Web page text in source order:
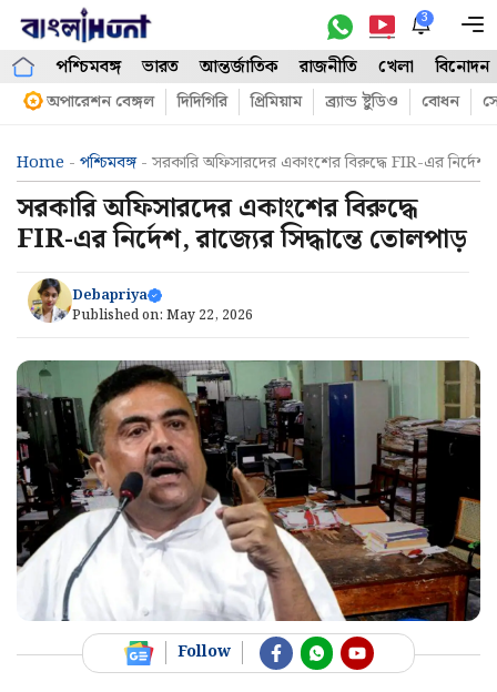
Skip
content
3
পশ্চিমবঙ্গ ভারত আন্তর্জাতিক রাজনীতি খেলা বিনোদন
অপারেশন বেঙ্গল দিদিগিরি প্রিমিয়াম ব্র্যান্ড ষ্টুডিও বোধন
Home - পশ্চিমবঙ্গ- সরকারি অফিসারদের একাংশের বিরুদ্ধে FIR-এর নির্দেশ,
সরকারি অফিসারদের একাংশের বিরুদ্ধে
FIR-এর নির্দেশ, রাজ্যের সিদ্ধান্তে তোলপাড়
Debapriya
Published on: May 22, 2026
Follow